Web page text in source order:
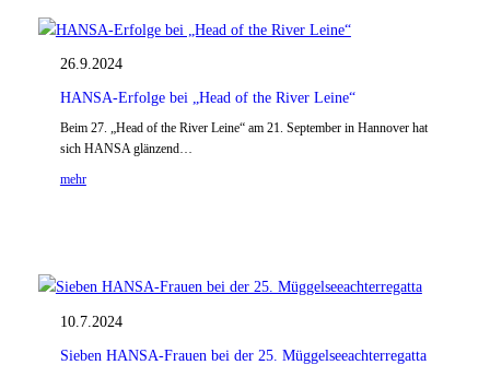
26.9.2024
HANSA-Erfolge bei „Head of the River Leine“
Beim 27. „Head of the River Leine“ am 21. September in Hannover hat
sich HANSA glänzend…
mehr
10.7.2024
Sieben HANSA-Frauen bei der 25. Müggelseeachterregatta